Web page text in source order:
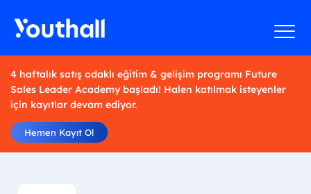
4 haftalık satış odaklı eğitim & gelişim programı Future
Sales Leader Academy başladı! Halen katılmak isteyenler
için kayıtlar devam ediyor.
Hemen Kayıt Ol